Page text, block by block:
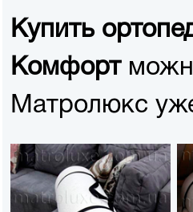
Купить
Комфорт
Матролюкс